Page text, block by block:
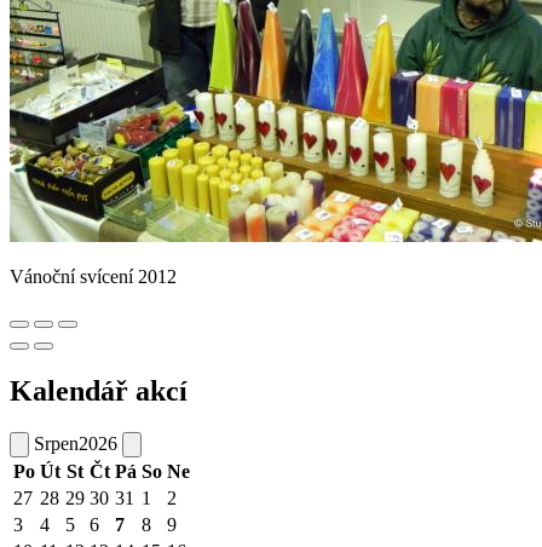
Vánoční svícení 2012
Kalendář akcí
Srpen2026
Po Út St Čt Pá So Ne
27 28 29 30 31 1
2
3
4 5 6 7 8
9